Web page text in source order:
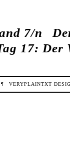
7/n
17: Der
¶ VERYPLAINTXT